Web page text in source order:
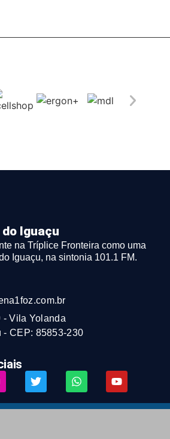
Iguaçu
na Tríplice Fronteira como uma
Iguaçu, na sintonia 101.1 FM.
- Vila Yolanda
- CEP: 85853-230